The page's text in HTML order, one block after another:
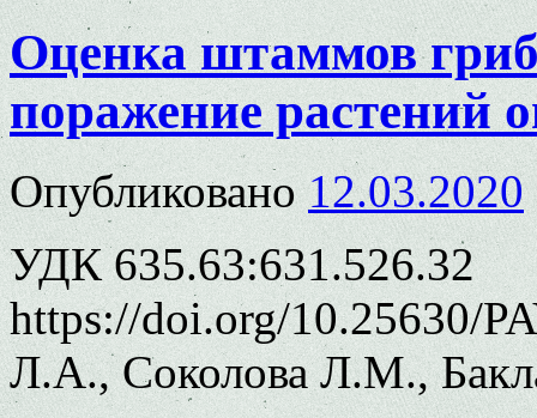
Оценка штаммов
поражение растений
Опубликовано 12.03.2020
УДК 635.63:631.526.32
https://doi.org/10.25630/
Л.А., Соколова Л.М.,